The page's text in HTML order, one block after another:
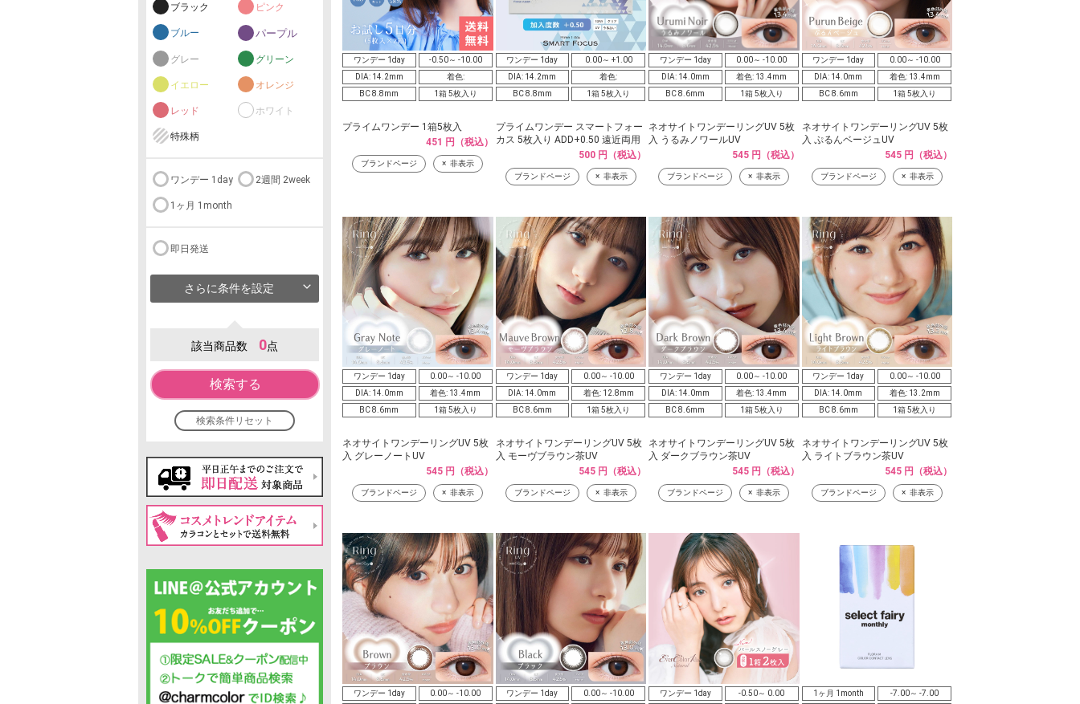
ブラック ピンク
ブルー パープル
グレー グリーン
イエロー オレンジ
レッド ホワイト
特殊柄
ワンデー 1day 2週間 2week
1ヶ月 1month
即日発送
さらに条件を設定
該当商品数 0点
検索する
検索条件リセット
ワンデー 1day
-0.50～ -10.00
DIA: 14.2mm
着色:
BC 8.8mm
1箱 5枚入り
プライムワンデー 1箱5枚入
451 円（税込）
ブランドページ 非表示
ワンデー 1day
0.00～ +1.00
DIA: 14.2mm
着色:
BC 8.8mm
1箱 5枚入り
プライムワンデー スマートフォー
カス 5枚入り ADD+0.50 遠近両用
500 円（税込）
ブランドページ 非表示
ワンデー 1day
0.00～ -10.00
DIA: 14.0mm
着色: 13.4mm
BC 8.6mm
1箱 5枚入り
ネオサイトワンデーリングUV 5枚
入 うるみノワールUV
545 円（税込）
ブランドページ 非表示
ワンデー 1day
0.00～ -10.00
DIA: 14.0mm
着色: 13.4mm
BC 8.6mm
1箱 5枚入り
ネオサイトワンデーリングUV 5枚
入 ぷるんベージュUV
545 円（税込）
ブランドページ 非表示
ワンデー 1day
0.00～ -10.00
DIA: 14.0mm
着色: 13.4mm
BC 8.6mm
1箱 5枚入り
ネオサイトワンデーリングUV 5枚
入 グレーノートUV
545 円（税込）
ブランドページ 非表示
ワンデー 1day
0.00～ -10.00
DIA: 14.0mm
着色: 12.8mm
BC 8.6mm
1箱 5枚入り
ネオサイトワンデーリングUV 5枚
入 モーヴブラウン茶UV
545 円（税込）
ブランドページ 非表示
ワンデー 1day
0.00～ -10.00
DIA: 14.0mm
着色: 13.4mm
BC 8.6mm
1箱 5枚入り
ネオサイトワンデーリングUV 5枚
入 ダークブラウン茶UV
545 円（税込）
ブランドページ 非表示
ワンデー 1day
0.00～ -10.00
DIA: 14.0mm
着色: 13.2mm
BC 8.6mm
1箱 5枚入り
ネオサイトワンデーリングUV 5枚
入 ライトブラウン茶UV
545 円（税込）
ブランドページ 非表示
ワンデー 1day
0.00～ -10.00
ワンデー 1day
0.00～ -10.00
ワンデー 1day
-0.50～ 0.00
1ヶ月 1month
-7.00～ -7.00